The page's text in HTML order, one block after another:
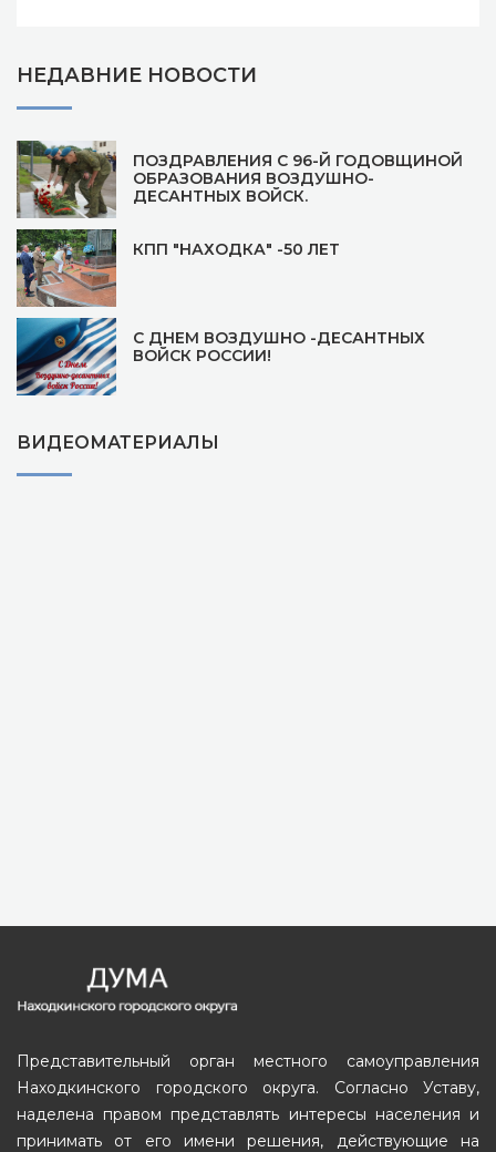
НЕДАВНИЕ НОВОСТИ
ПОЗДРАВЛЕНИЯ С 96-Й ГОДОВЩИНОЙ
ОБРАЗОВАНИЯ ВОЗДУШНО-
ДЕСАНТНЫХ ВОЙСК.
КПП "НАХОДКА" -50 ЛЕТ
С ДНЕМ ВОЗДУШНО -ДЕСАНТНЫХ
ВОЙСК РОССИИ!
ВИДЕОМАТЕРИАЛЫ
Представительный орган местного самоуправления
Находкинского городского округа. Согласно Уставу,
наделена правом представлять интересы населения и
принимать от его имени решения, действующие на